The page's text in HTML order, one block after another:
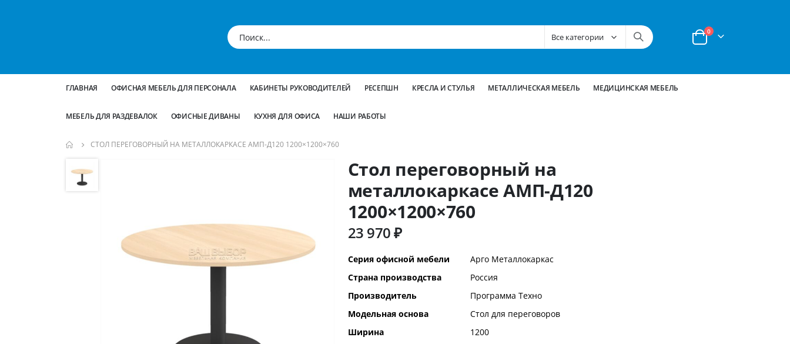
Корзина
0позиции
ГЛАВНАЯ ОФИСНАЯ МЕБЕЛЬ ДЛЯ ПЕРСОНАЛА КАБИНЕТЫ РУКОВОДИТЕЛЕЙ РЕСЕПШН КРЕСЛА И СТУЛЬЯ МЕТАЛЛИЧЕСКАЯ МЕБЕЛЬ МЕДИЦИНСКАЯ МЕБЕЛЬ
МЕБЕЛЬ ДЛЯ РАЗДЕВАЛОК ОФИСНЫЕ ДИВАНЫ КУХНЯ ДЛЯ ОФИСА НАШИ РАБОТЫ
СТОЛ ПЕРЕГОВОРНЫЙ НА МЕТАЛЛОКАРКАСЕ АМП-Д120 1200×1200×760
перейти
Стол переговорный на
металлокаркасе АМП-Д120
1200×1200×760
23 970 ₽
Дополнительная
информация
Серия офисной мебели
Арго Металлокаркас
Страна производства
Россия
Производитель
Программа Техно
Модельная основа
Стол для переговоров
Ширина
1200